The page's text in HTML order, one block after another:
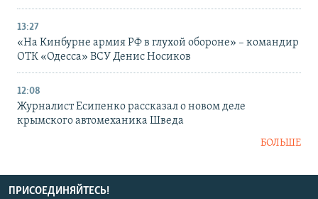
13:27
«На Кинбурне армия РФ в глухой обороне» – командир
ОТК «Одесса» ВСУ Денис Носиков
12:08
Журналист Есипенко рассказал о новом деле
крымского автомеханика Шведа
БОЛЬШЕ
ПРИСОЕДИНЯЙТЕСЬ!